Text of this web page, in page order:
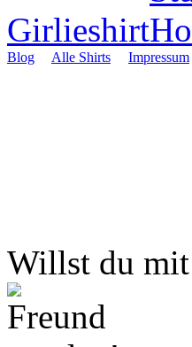
Girlieshirt
Blog Alle Shirts Impressum
Willst du